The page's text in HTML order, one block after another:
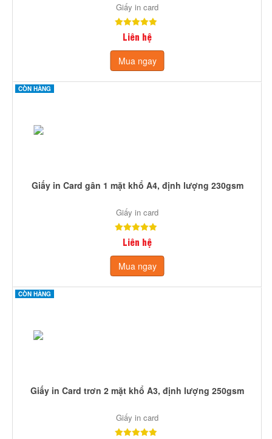
Giấy in card
Liên hệ
Mua ngay
CÒN HÀNG
Giấy in Card gân 1 mặt khổ A4, định lượng 230gsm
Giấy in card
Liên hệ
Mua ngay
CÒN HÀNG
Giấy in Card trơn 2 mặt khổ A3, định lượng 250gsm
Giấy in card